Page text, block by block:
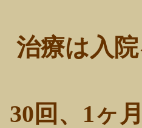
治療は入
30回、1ヶ